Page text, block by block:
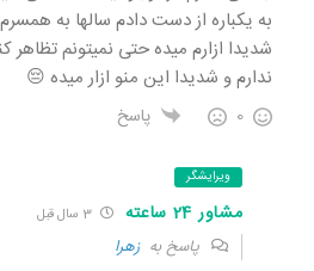
به یکباره از دست دادم سالها به
شدیدا ازارم میده حتی نمیتونم
ندارم و شدیدا این منو ازار میده 😔
0 پاسخ
ویرایشگر
مشاور 24 ساعته 3 سال قبل
پاسخ بهزهرا